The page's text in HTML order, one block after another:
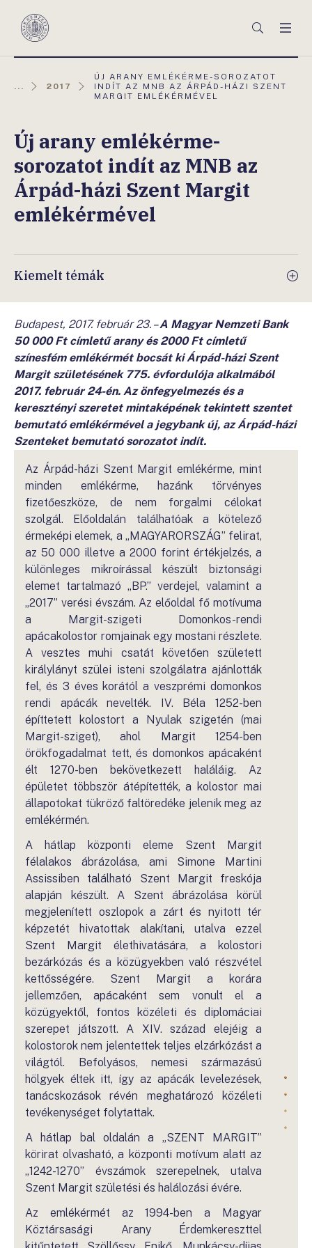
Magyar
Keresés
... 2017
AKTUÁLIS
OLDAL:
ÚJ ARANY EMLÉKÉRME-SOROZATOT
INDÍT AZ MNB AZ ÁRPÁD-HÁZI SZENT
MARGIT EMLÉKÉRMÉVEL
Új arany emlékérme-
sorozatot indít az MNB az
Árpád-házi Szent Margit
emlékérmével
Kiemelt témák
Budapest, 2017. február 23. –A Magyar Nemzeti Bank
50 000 Ft címletű arany és 2000 Ft címletű
színesfém emlékérmét bocsát ki Árpád-házi Szent
Margit születésének 775. évfordulója alkalmából
2017. február 24-én. Az önfegyelmezés és a
keresztényi szeretet mintaképének tekintett szentet
bemutató emlékérmével a jegybank új, az Árpád-házi
Szenteket bemutató sorozatot indít.
Az Árpád-házi Szent Margit emlékérme, mint
minden emlékérme, hazánk törvényes
fizetőeszköze, de nem forgalmi célokat
szolgál. Előoldalán találhatóak a kötelező
érmeképi elemek, a „MAGYARORSZÁG” felirat,
az 50 000 illetve a 2000 forint értékjelzés, a
különleges mikroírással készült biztonsági
elemet tartalmazó „BP.” verdejel, valamint a
„2017” verési évszám. Az előoldal fő motívuma
a Margit-szigeti Domonkos-rendi
apácakolostor romjainak egy mostani részlete.
A vesztes muhi csatát követően született
királylányt szülei isteni szolgálatra ajánlották
fel, és 3 éves korától a veszprémi domonkos
rendi apácák nevelték. IV. Béla 1252-ben
építtetett kolostort a Nyulak szigetén (mai
Margit-sziget), ahol Margit 1254-ben
örökfogadalmat tett, és domonkos apácaként
élt 1270-ben bekövetkezett haláláig. Az
épületet többször átépítették, a kolostor mai
állapotokat tükröző faltöredéke jelenik meg az
emlékérmén.
A hátlap központi eleme Szent Margit
félalakos ábrázolása, ami Simone Martini
Assissiben található Szent Margit freskója
alapján készült. A Szent ábrázolása körül
megjelenített oszlopok a zárt és nyitott tér
képzetét hivatottak alakítani, utalva ezzel
Szent Margit élethivatására, a kolostori
bezárkózás és a közügyekben való részvétel
kettősségére. Szent Margit a korára
jellemzően, apácaként sem vonult el a
közügyektől, fontos közéleti és diplomáciai
szerepet játszott. A XIV. század elejéig a
kolostorok nem jelentettek teljes elzárkózást a
világtól. Befolyásos, nemesi származású
hölgyek éltek itt, így az apácák levelezések,
tanácskozások révén meghatározó közéleti
tevékenységet folytattak.
A hátlap bal oldalán a „SZENT MARGIT”
körirat olvasható, a központi motívum alatt az
„1242-1270” évszámok szerepelnek, utalva
Szent Margit születési és halálozási évére.
Az emlékérmét az 1994-ben a Magyar
Köztársasági Arany Érdemkereszttel